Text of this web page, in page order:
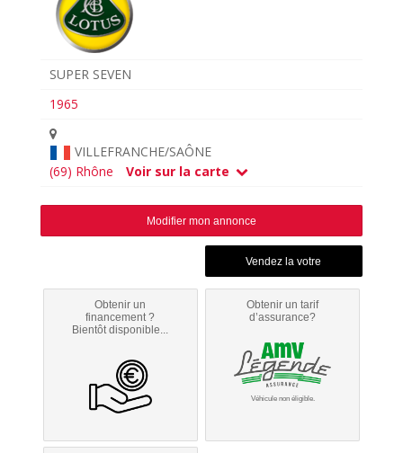
SUPER SEVEN
1965
VILLEFRANCHE/SAÔNE
(69) Rhône
Voir sur la carte
Modifier mon annonce
Obtenir un
financement ?
Bientôt disponible...
Obtenir un tarif
d’assurance?
Véhicule non éligible.